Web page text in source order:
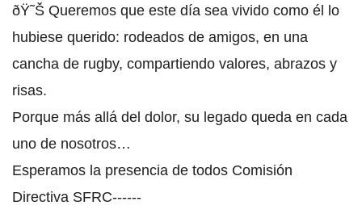
ðŸ˜Š Queremos que este día sea vivido como él lo
hubiese querido: rodeados de amigos, en una
cancha de rugby, compartiendo valores, abrazos y
risas.
Porque más allá del dolor, su legado queda en cada
uno de nosotros…
Esperamos la presencia de todos Comisión
Directiva SFRC------